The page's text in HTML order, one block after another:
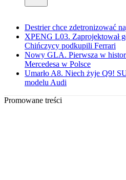
Destrier chce zdetronizować
XPENG L03. Zaprojektował
Chińczycy podkupili Ferrari
Nowy GLA. Pierwsza w
Mercedesa w Polsce
Umarło A8. Niech żyje Q9!
modelu Audi
Promowane treści